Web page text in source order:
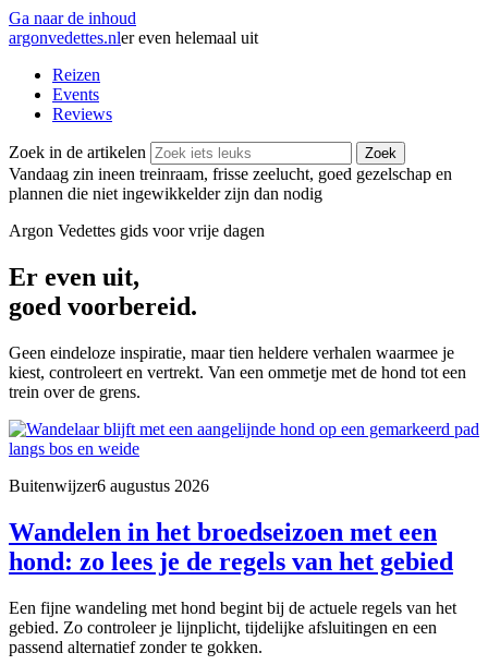
Ga naar de inhoud
argonvedettes.nler even helemaal uit
Reizen
Events
Reviews
Zoek in de artikelen Zoek
Vandaag zin ineen treinraam, frisse zeelucht, goed gezelschap en
plannen die niet ingewikkelder zijn dan nodig
Argon Vedettes gids voor vrije dagen
Er even uit,
goed voorbereid.
Geen eindeloze inspiratie, maar tien heldere verhalen waarmee je
kiest, controleert en vertrekt. Van een ommetje met de hond tot een
trein over de grens.
Buitenwijzer6 augustus 2026
Wandelen in het broedseizoen met een
hond: zo lees je de regels van het gebied
Een fijne wandeling met hond begint bij de actuele regels van het
gebied. Zo controleer je lijnplicht, tijdelijke afsluitingen en een
passend alternatief zonder te gokken.